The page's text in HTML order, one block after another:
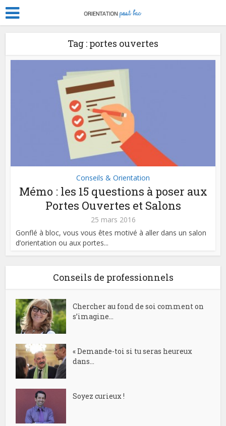
Tag : portes ouvertes
Conseils & Orientation
Mémo : les 15 questions à poser aux
Portes Ouvertes et Salons
25 mars 2016
Gonflé à bloc, vous vous êtes motivé à aller dans un salon
d’orientation ou aux portes...
Conseils de professionnels
Chercher au fond de soi comment on
s’imagine...
« Demande-toi si tu seras heureux
dans...
Soyez curieux !